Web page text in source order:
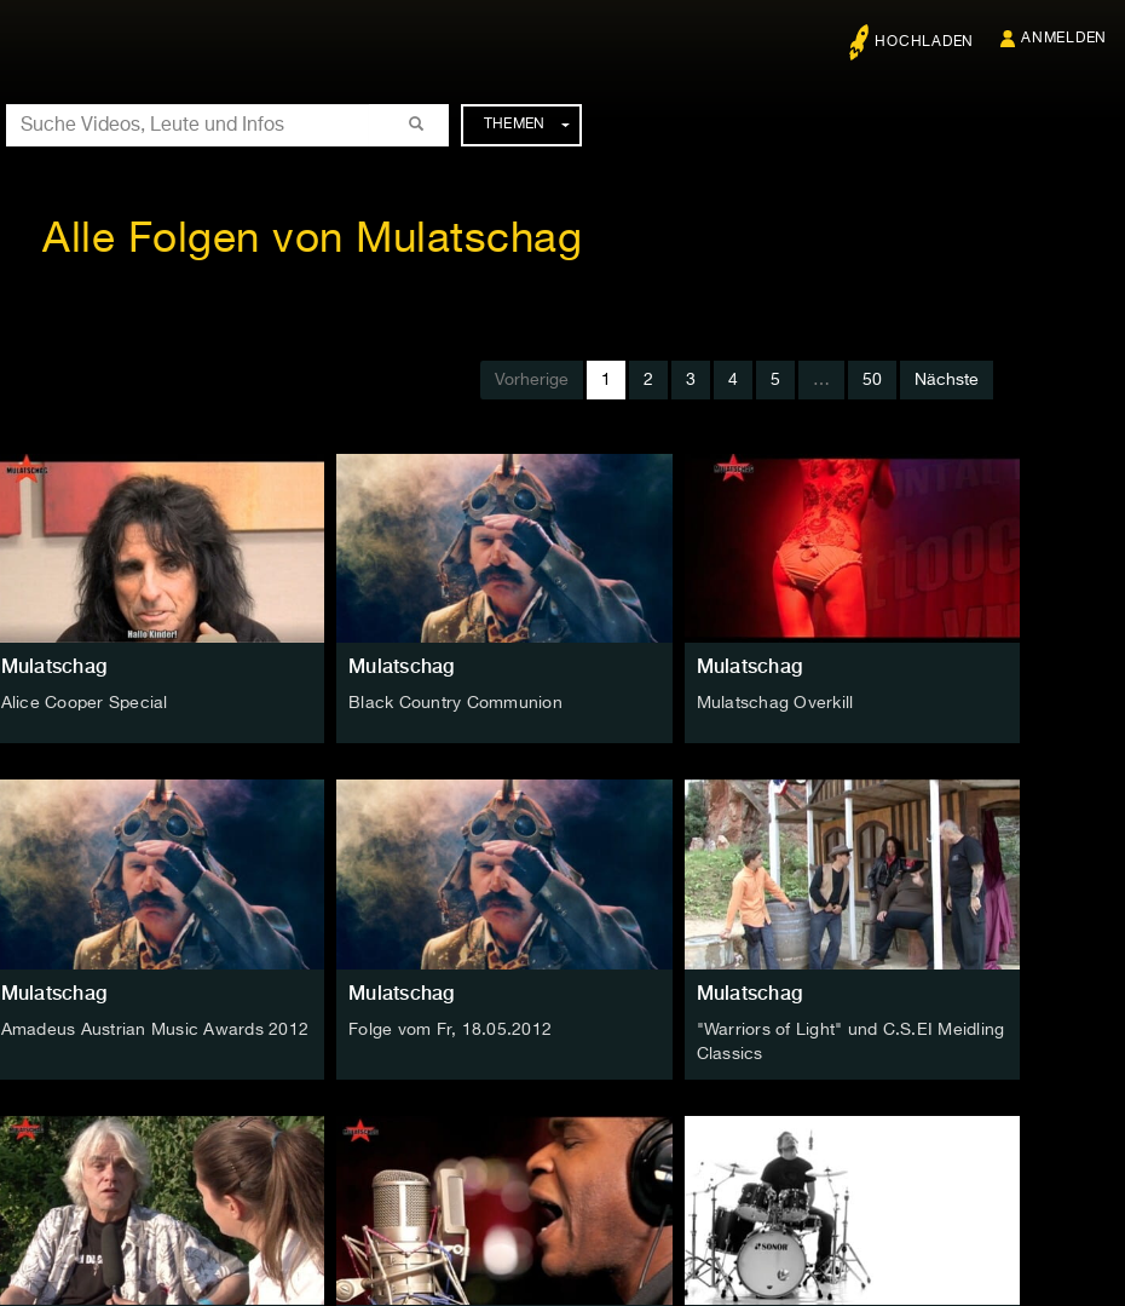
HOCHLADEN ANMELDEN
SUCHE
THEMEN
Alle Folgen von Mulatschag
Vorherige 1 2 3 4 5 … 50 Nächste
Mulatschag
Alice Cooper Special
Mulatschag
Black Country Communion
Mulatschag
Mulatschag Overkill
Mulatschag
Amadeus Austrian Music Awards 2012
Mulatschag
Folge vom Fr, 18.05.2012
Mulatschag
"Warriors of Light" und C.S.EI Meidling
Classics